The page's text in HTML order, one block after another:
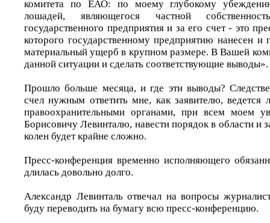
комитета по ЕАО: по моему глубокому
лошадей, являющегося частной
государственного предприятия и за его счет - это
которого государственному предприятию нанесен и
материальный ущерб в крупном размере. В Вашей
данной ситуации и сделать соответствующие выводы».
Прошло больше месяца, и где эти выводы?
счел нужным ответить мне, как заявителю, ведется
правоохранительными органами, при всем моем
Борисовичу Левинталю, навести порядок в области и
колен будет крайне сложно.
Пресс-конференция временно исполняющего
длилась довольно долго.
Александр Левинталь отвечал на вопросы
буду переводить на бумагу всю пресс-конференцию.